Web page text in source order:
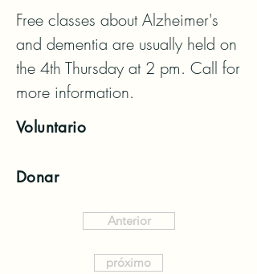
Free classes about Alzheimer's
and dementia are usually held on
the 4th Thursday at 2 pm. Call for
more information.
Voluntario
Donar
Anterior
próximo